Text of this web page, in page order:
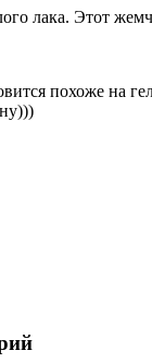
лака. Этот
похоже на